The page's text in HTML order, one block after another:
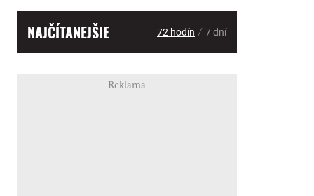
NAJČÍTANEJŠIE 72 hodín / 7 dní
Reklama